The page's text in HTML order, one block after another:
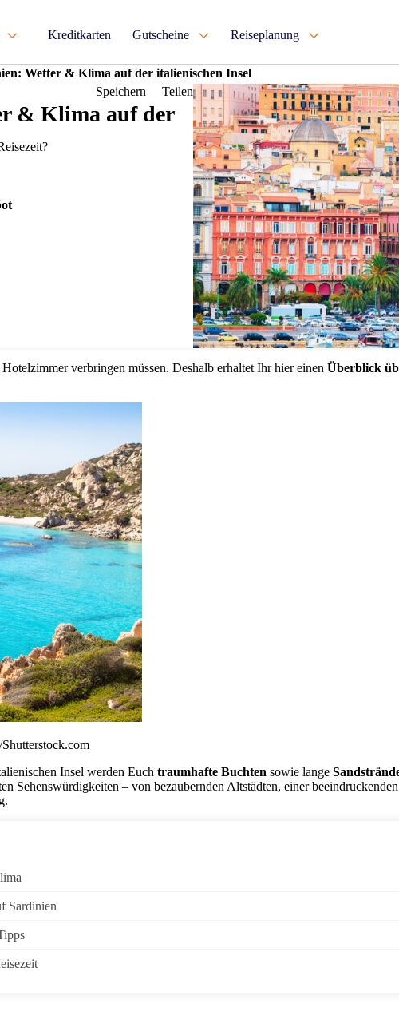
Kreditkarten Gutscheine Reiseplanung
Wetter & Klima auf der italienischen Insel
Speichern
Teilen
& Klima auf der
verbringen müssen. Deshalb erhaltet Ihr hier einen Überblick
Insel werden Euch traumhafte Buchten sowie lange
Sehenswürdigkeiten – von bezaubernden Altstädten, einer
Sardinien